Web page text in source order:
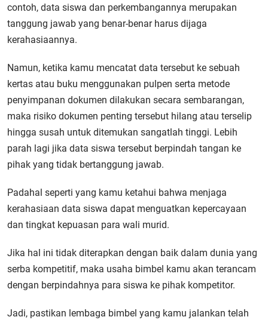
contoh, data siswa dan perkembangannya merupakan
tanggung jawab yang benar-benar harus dijaga
kerahasiaannya.
Namun, ketika kamu mencatat data tersebut ke sebuah
kertas atau buku menggunakan pulpen serta metode
penyimpanan dokumen dilakukan secara sembarangan,
maka risiko dokumen penting tersebut hilang atau terselip
hingga susah untuk ditemukan sangatlah tinggi. Lebih
parah lagi jika data siswa tersebut berpindah tangan ke
pihak yang tidak bertanggung jawab.
Padahal seperti yang kamu ketahui bahwa menjaga
kerahasiaan data siswa dapat menguatkan kepercayaan
dan tingkat kepuasan para wali murid.
Jika hal ini tidak diterapkan dengan baik dalam dunia yang
serba kompetitif, maka usaha bimbel kamu akan terancam
dengan berpindahnya para siswa ke pihak kompetitor.
Jadi, pastikan lembaga bimbel yang kamu jalankan telah